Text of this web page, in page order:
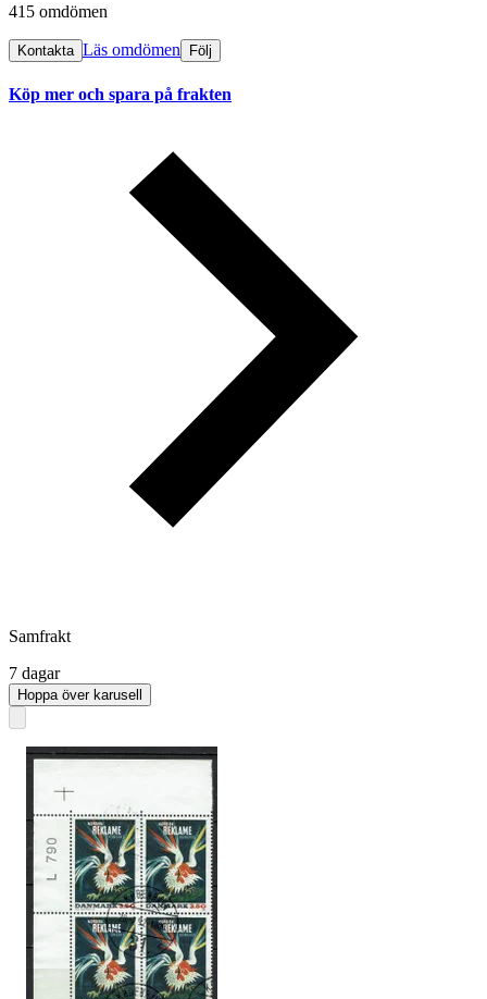
415 omdömen
Kontakta Läs omdömen Följ
Köp mer och spara på frakten
Samfrakt
7 dagar
Hoppa över karusell